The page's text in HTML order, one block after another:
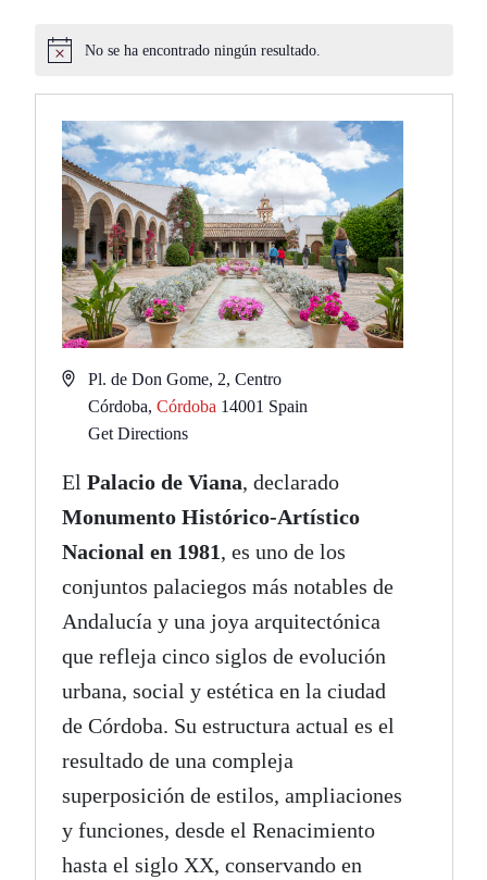
Aviso
No se ha encontrado ningún resultado.
AddressPl. de Don Gome, 2, Centro
Córdoba, Córdoba 14001 Spain
Get Directions
El Palacio de Viana, declarado
Monumento Histórico-Artístico
Nacional en 1981, es uno de los
conjuntos palaciegos más notables de
Andalucía y una joya arquitectónica
que refleja cinco siglos de evolución
urbana, social y estética en la ciudad
de Córdoba. Su estructura actual es el
resultado de una compleja
superposición de estilos, ampliaciones
y funciones, desde el Renacimiento
hasta el siglo XX, conservando en